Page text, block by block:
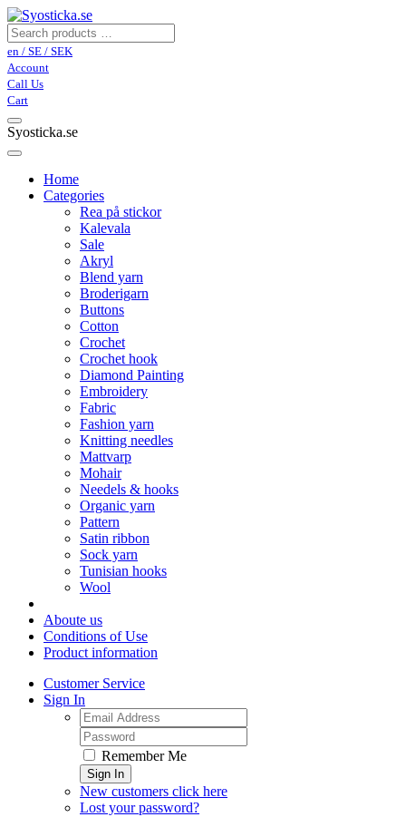
en / SE / SEK
Account
Call Us
Cart
Syosticka.se
Home
Categories
Rea på stickor
Kalevala
Sale
Akryl
Blend yarn
Broderigarn
Buttons
Cotton
Crochet
Crochet hook
Diamond Painting
Embroidery
Fabric
Fashion yarn
Knitting needles
Mattvarp
Mohair
Needels & hooks
Organic yarn
Pattern
Satin ribbon
Sock yarn
Tunisian hooks
Wool
Aboute us
Conditions of Use
Product information
Customer Service
Sign In
Remember Me
Sign In
New customers click here
Lost your password?